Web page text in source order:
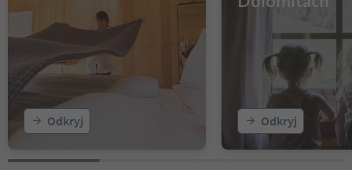
21
29
30
Odkryj Odkryj